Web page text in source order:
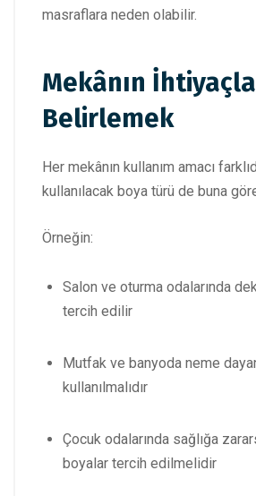
masraflara neden olabilir.
Mekânın
Belirlemek
Her mekânın kullanım amacı
kullanılacak boya türü de buna
Örneğin:
Salon ve oturma odalarında
tercih edilir
Mutfak ve banyoda neme
kullanılmalıdır
Çocuk odalarında sağlığa
boyalar tercih edilmelidir